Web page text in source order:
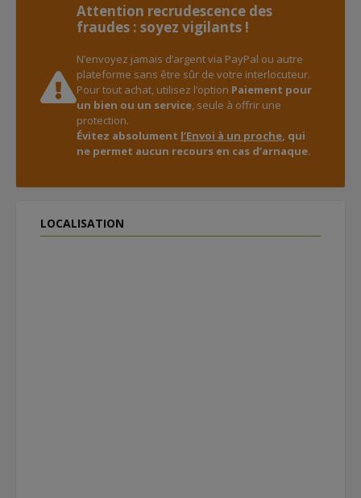
Attention recrudescence des
fraudes : soyez vigilants !
N’envoyez jamais d’argent via PayPal ou autre
plateforme sans être sûr de votre interlocuteur.
Pour tout achat, utilisez l’option Paiement pour
un bien ou un service, seule à offrir une
protection.
Évitez absolument l’Envoi à un proche, qui
ne permet aucun recours en cas d’arnaque.
LOCALISATION